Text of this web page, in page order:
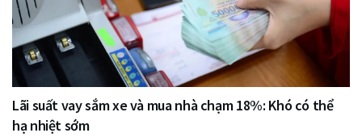
Lãi suất vay sắm xe và mua nhà chạm 18%: Khó có thể
hạ nhiệt sớm